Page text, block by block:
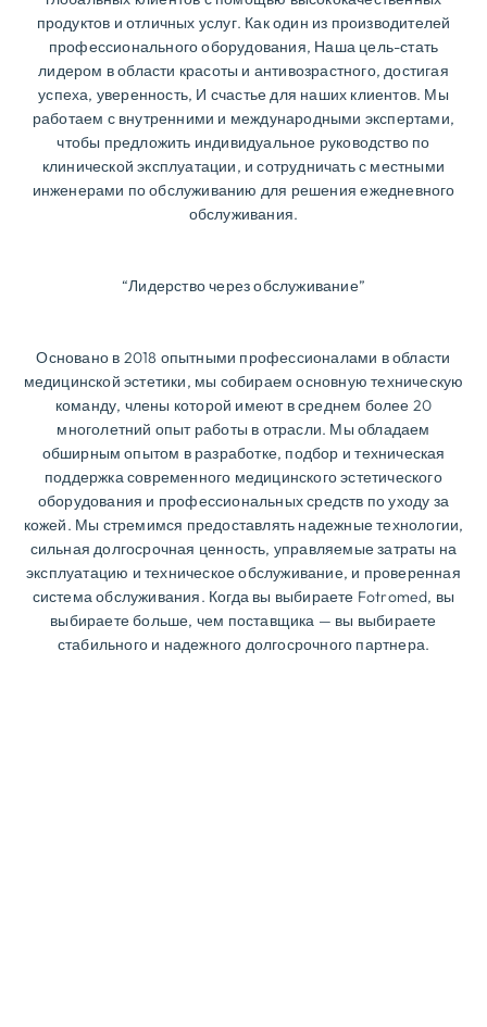
продуктов и отличных услуг. Как один из производителей
профессионального оборудования, Наша цель-стать
лидером в области красоты и антивозрастного, достигая
успеха, уверенность, И счастье для наших клиентов. Мы
работаем с внутренними и международными экспертами,
чтобы предложить индивидуальное руководство по
клинической эксплуатации, и сотрудничать с местными
инженерами по обслуживанию для решения ежедневного
обслуживания.
“Лидерство через обслуживание”
Основано в 2018 опытными профессионалами в области
медицинской эстетики, мы собираем основную техническую
команду, члены которой имеют в среднем более 20
многолетний опыт работы в отрасли. Мы обладаем
обширным опытом в разработке, подбор и техническая
поддержка современного медицинского эстетического
оборудования и профессиональных средств по уходу за
кожей. Мы стремимся предоставлять надежные технологии,
сильная долгосрочная ценность, управляемые затраты на
эксплуатацию и техническое обслуживание, и проверенная
система обслуживания. Когда вы выбираете Fotromed, вы
выбираете больше, чем поставщика — вы выбираете
стабильного и надежного долгосрочного партнера.